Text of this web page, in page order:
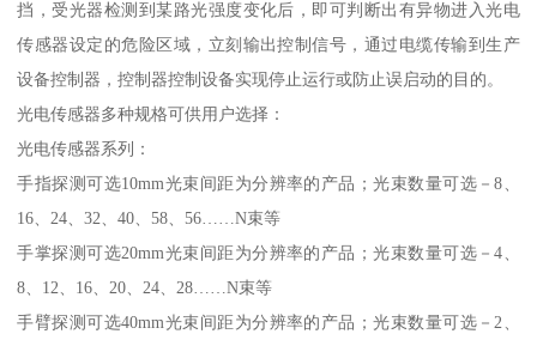
挡，受光器检测到某路光强度变化后，即可判断出有异物进入光电
传感器设定的危险区域，立刻输出控制信号，通过电缆传输到生产
设备控制器，控制器控制设备实现停止运行或防止误启动的目的。
光电传感器多种规格可供用户选择：
光电传感器系列：
手指探测可选10mm光束间距为分辨率的产品；光束数量可选－8、
16、24、32、40、58、56……N束等
手掌探测可选20mm光束间距为分辨率的产品；光束数量可选－4、
8、12、16、20、24、28……N束等
手臂探测可选40mm光束间距为分辨率的产品；光束数量可选－2、